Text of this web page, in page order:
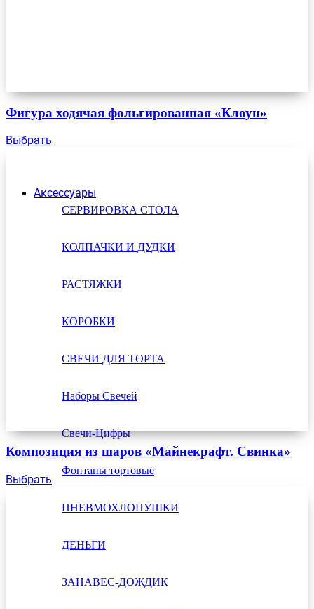
Аксессуары
СЕРВИРОВКА СТОЛА
КОЛПАЧКИ И ДУДКИ
РАСТЯЖКИ
КОРОБКИ
СВЕЧИ ДЛЯ ТОРТА
Наборы Свечей
Свечи-Цифры
Фонтаны тортовые
ПНЕВМОХЛОПУШКИ
ДЕНЬГИ
ЗАНАВЕС-ДОЖДИК
Фигура ходячая фольгированная «Клоун»
Выбрать
Композиция из шаров «Майнекрафт. Свинка»
Выбрать